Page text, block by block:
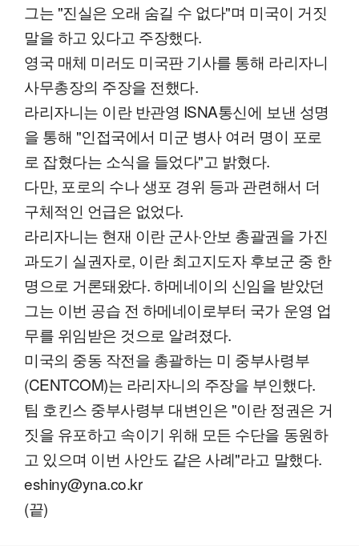
그는 "진실은 오래 숨길 수 없다"며 미국이 거짓
말을 하고 있다고 주장했다.
영국 매체 미러도 미국판 기사를 통해 라리자니
사무총장의 주장을 전했다.
라리자니는 이란 반관영 ISNA통신에 보낸 성명
을 통해 "인접국에서 미군 병사 여러 명이 포로
로 잡혔다는 소식을 들었다"고 밝혔다.
다만, 포로의 수나 생포 경위 등과 관련해서 더
구체적인 언급은 없었다.
라리자니는 현재 이란 군사·안보 총괄권을 가진
과도기 실권자로, 이란 최고지도자 후보군 중 한
명으로 거론돼왔다. 하메네이의 신임을 받았던
그는 이번 공습 전 하메네이로부터 국가 운영 업
무를 위임받은 것으로 알려졌다.
미국의 중동 작전을 총괄하는 미 중부사령부
(CENTCOM)는 라리자니의 주장을 부인했다.
팀 호킨스 중부사령부 대변인은 "이란 정권은 거
짓을 유포하고 속이기 위해 모든 수단을 동원하
고 있으며 이번 사안도 같은 사례"라고 말했다.
eshiny@yna.co.kr
(끝)